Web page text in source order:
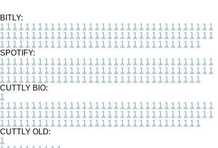
BITLY:
1 1 1 1 1 1 1 1 1 1 1 1 1 1 1 1 1 1 1 1 1 1 1 1 1 1 1 1 1 1 1 1 1 1
1 1 1 1 1 1 1 1 1 1 1 1 1 1 1 1 1 1 1 1 1 1 1 1 1 1 1 1 1 1 1 1 1 1
1 1 1 1 1 1 1 1 1 1 1 1 1 1 1 1 1 1 1 1 1 1 1 1 1 1 1 1 1 1 1 1
SPOTIFY:
1 1 1 1 1 1 1 1 1 1 1 1 1 1 1 1 1 1 1 1 1 1 1 1 1 1 1 1 1 1 1 1 1 1
1 1 1 1 1 1 1 1 1 1 1 1 1 1 1 1 1 1 1 1 1 1 1 1 1 1 1 1 1 1 1 1 1 1
1 1 1 1 1 1 1 1 1 1 1 1 1 1 1 1 1 1 1 1 1 1 1 1 1 1 1 1 1 1 1 1
CUTTLY BIO:
1
1 1 1 1 1 1 1 1 1 1 1 1 1 1 1 1 1 1 1 1 1 1 1 1 1 1 1 1 1 1 1 1 1 1
1 1 1 1 1 1 1 1 1 1 1 1 1 1 1 1 1 1 1 1 1 1 1 1 1 1 1 1 1 1 1 1 1 1
1 1 1 1 1 1 1 1 1 1 1 1 1 1 1 1 1 1 1 1 1 1 1 1 1 1 1 1 1 1 1 1
CUTTLY OLD:
1